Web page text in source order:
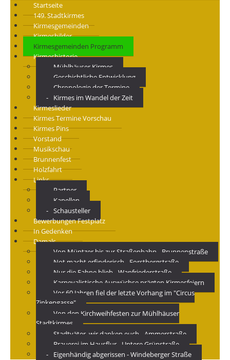
Startseite
149. Stadtkirmes
Kirmesgemeinden
Kirmesbilder
Kirmesgemeinden Programm
Kirmeshistorie
Mühlhäuser Kirmes
Geschichtliche Entwicklung
Chronologie der Termine
Kirmes im Wandel der Zeit
Kirmeslieder
Kirmes Termine Vorschau
Kirmes Pins
Vorstand
Musikschau
Brunnenfest
Holzfahrt
Links
Partner
Kapellen
Schausteller
Bewerbungen Festplatz
In Gedenken
Damals
Von Müntzer bis zur Straßenbahn - Brunnenstraße
Not macht erfinderisch - Forstbergstraße
Nur die Fahne blieb - Wanfriederstraße
Karnevalistische Auswüchse prägten Kirmesfeiern
Vor 60 Jahren fiel der letzte Vorhang im "Circus
Zinkengasse"
Von den Kirchweihfesten zur Mühlhäuser
Stadtkirmes
Stadtväter, wir danken euch - Ammerstraße
Brauerei im Hausflur - Untere Grünstraße
Eigenhändig abgerissen - Windeberger Straße